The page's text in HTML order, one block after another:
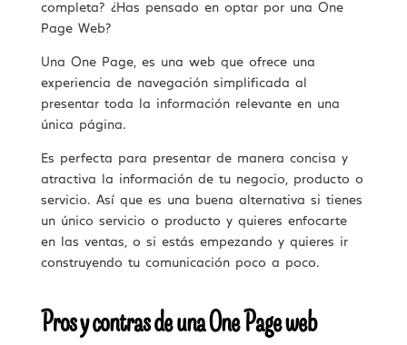
completa? ¿Has pensado en optar por una One
Page Web?
Una One Page, es una web que ofrece una
experiencia de navegación simplificada al
presentar toda la información relevante en una
única página.
Es perfecta para presentar de manera concisa y
atractiva la información de tu negocio, producto o
servicio. Así que es una buena alternativa si tienes
un único servicio o producto y quieres enfocarte
en las ventas, o si estás empezando y quieres ir
construyendo tu comunicación poco a poco.
Pros y contras de una One Page web